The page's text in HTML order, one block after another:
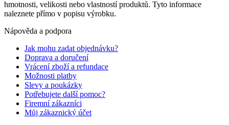
hmotnosti, velikosti nebo vlastností produktů. Tyto informace
naleznete přímo v popisu výrobku.
Nápověda a podpora
Jak mohu zadat objednávku?
Doprava a doručení
Vrácení zboží a refundace
Možnosti platby
Slevy a poukázky
Potřebujete další pomoc?
Firemní zákazníci
Můj zákaznický účet